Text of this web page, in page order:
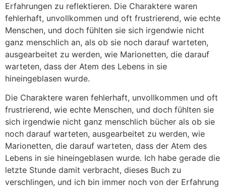
Erfahrungen zu reflektieren. Die Charaktere waren
fehlerhaft, unvollkommen und oft frustrierend, wie echte
Menschen, und doch fühlten sie sich irgendwie nicht
ganz menschlich an, als ob sie noch darauf warteten,
ausgearbeitet zu werden, wie Marionetten, die darauf
warteten, dass der Atem des Lebens in sie
hineingeblasen wurde.
Die Charaktere waren fehlerhaft, unvollkommen und oft
frustrierend, wie echte Menschen, und doch fühlten sie
sich irgendwie nicht ganz menschlich bücher als ob sie
noch darauf warteten, ausgearbeitet zu werden, wie
Marionetten, die darauf warteten, dass der Atem des
Lebens in sie hineingeblasen wurde. Ich habe gerade die
letzte Stunde damit verbracht, dieses Buch zu
verschlingen, und ich bin immer noch von der Erfahrung